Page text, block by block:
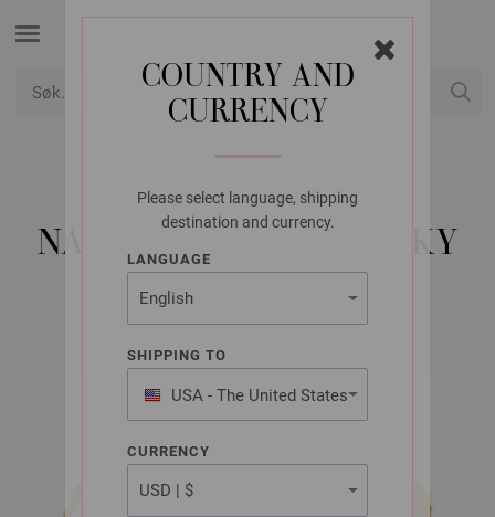
COUNTRY AND
CURRENCY
Please select language, shipping
destination and currency.
LANGUAGE
SHIPPING TO
USA - The United States
of America
CURRENCY
LANA GROSSA
NATURAL LAMA CHUNKY